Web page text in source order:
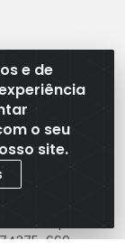
e de
o seu
site.
- CNPJ
660